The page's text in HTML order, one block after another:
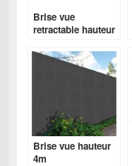
Brise vue
retractable hauteur
Brise vue hauteur
4m